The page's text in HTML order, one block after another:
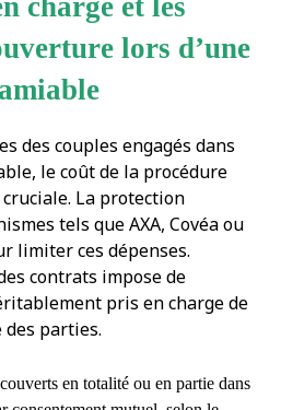
charge et les
lors d’une
des couples engagés dans
le coût de la procédure
La protection
tels que AXA, Covéa ou
limiter ces dépenses.
contrats impose de
pris en charge de
des parties.
en totalité ou en partie dans